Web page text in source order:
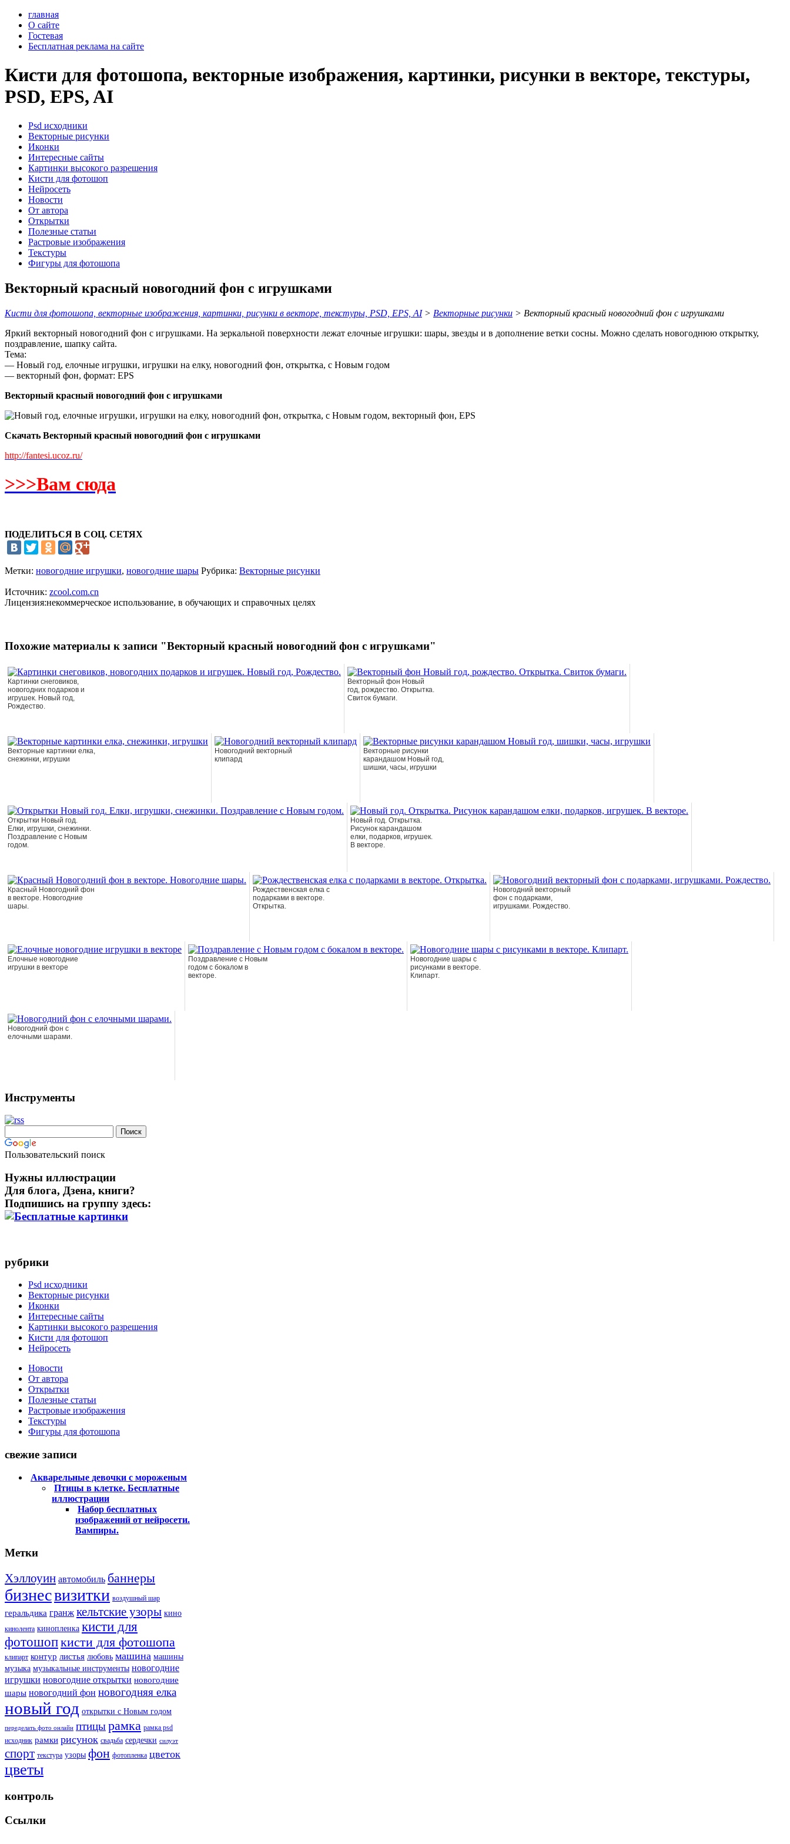
главная
О сайте
Гостевая
Бесплатная реклама на сайте
Кисти для фотошопа, векторные изображения, картинки, рисунки в векторе, текстуры,
PSD, EPS, AI
Psd исходники
Векторные рисунки
Иконки
Интересные сайты
Картинки высокого разрешения
Кисти для фотошоп
Нейросеть
Новости
От автора
Открытки
Полезные статьи
Растровые изображения
Текстуры
Фигуры для фотошопа
Векторный красный новогодний фон с игрушками
Кисти для фотошопа, векторные изображения, картинки, рисунки в векторе, текстуры, PSD, EPS, AI> Векторные рисунки > Векторный красный новогодний фон с игрушками
Яркий векторный новогодний фон с игрушками. На зеркальной поверхности лежат елочные игрушки: шары, звезды и в дополнение ветки сосны. Можно сделать новогоднюю открытку,
поздравление, шапку сайта.
Тема:
— Новый год, елочные игрушки, игрушки на елку, новогодний фон, открытка, с Новым годом
— векторный фон, формат: EPS
Векторный красный новогодний фон с игрушками
Скачать Векторный красный новогодний фон с игрушками
http://fantesi.ucoz.ru/
>>>Вам сюда
ПОДЕЛИТЬСЯ В СОЦ. СЕТЯХ
Метки: новогодние игрушки, новогодние шары Рубрика: Векторные рисунки
Источник: zcool.com.cn
Лицензия:некоммерческое использование, в обучающих и справочных целях
Похожие материалы к записи "Векторный красный новогодний фон с игрушками"
Картинки снеговиков,
новогодних подарков и
игрушек. Новый год,
Рождество.
Векторный фон Новый
год, рождество. Открытка.
Свиток бумаги.
Векторные картинки елка,
снежинки, игрушки
Новогодний векторный
клипард
Векторные рисунки
карандашом Новый год,
шишки, часы, игрушки
Открытки Новый год.
Елки, игрушки, снежинки.
Поздравление с Новым
годом.
Новый год. Открытка.
Рисунок карандашом
елки, подарков, игрушек.
В векторе.
Красный Новогодний фон
в векторе. Новогодние
шары.
Рождественская елка с
подарками в векторе.
Открытка.
Новогодний векторный
фон с подарками,
игрушками. Рождество.
Елочные новогодние
игрушки в векторе
Поздравление с Новым
годом с бокалом в
векторе.
Новогодние шары с
рисунками в векторе.
Клипарт.
Новогодний фон с
елочными шарами.
Инструменты
Пользовательский поиск
Нужны иллюстрации
Для блога, Дзена, книги?
Подпишись на группу здесь:
рубрики
Psd исходники
Векторные рисунки
Иконки
Интересные сайты
Картинки высокого разрешения
Кисти для фотошоп
Нейросеть
Новости
От автора
Открытки
Полезные статьи
Растровые изображения
Текстуры
Фигуры для фотошопа
свежие записи
Акварельные девочки с мороженым
Птицы в клетке. Бесплатные
иллюстрации
Набор бесплатных
изображений от нейросети.
Вампиры.
Метки
Хэллоуин автомобиль баннеры
бизнесвизитки воздушный шар
геральдика гранж кельтские узоры кино
кинолента кинопленка кисти для
фотошопкисти для фотошопа
клипарт контур листья любовь машина машины
музыка музыкальные инструменты новогодние
игрушки новогодние открытки новогодние
шары новогодний фон новогодняя елка
новый год открытки с Новым годом
переделать фото онлайн птицырамка рамка psd
исходник рамки рисунок свадьба сердечки силуэт
спорт текстура узоры фон фотопленка цветок
цветы
контроль
Ссылки